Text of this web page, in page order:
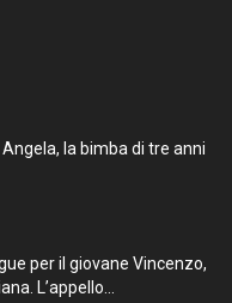
Angela, la bimba di tre anni
per il giovane Vincenzo,
L’appello...